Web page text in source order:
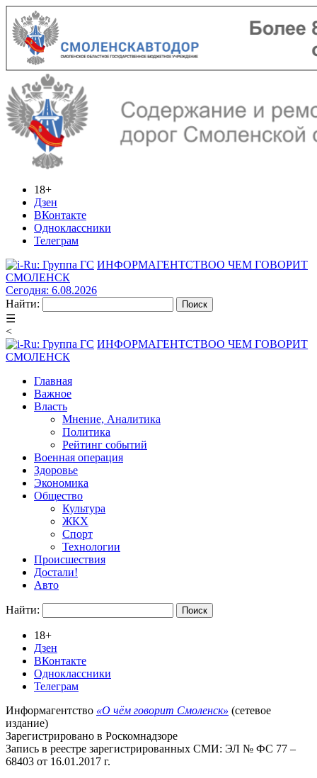
18+
Дзен
ВКонтакте
Одноклассники
Телеграм
ИНФОРМАГЕНТСТВОО ЧЕМ ГОВОРИТ
СМОЛЕНСК
Сегодня: 6.08.2026
Найти:
☰
<
ИНФОРМАГЕНТСТВОО ЧЕМ ГОВОРИТ
СМОЛЕНСК
Главная
Важное
Власть
Мнение, Аналитика
Политика
Рейтинг событий
Военная операция
Здоровье
Экономика
Общество
Культура
ЖКХ
Спорт
Технологии
Происшествия
Достали!
Авто
Найти:
18+
Дзен
ВКонтакте
Одноклассники
Телеграм
Информагентство «О чём говорит Смоленск» (сетевое
издание)
Зарегистрировано в Роскомнадзоре
Запись в реестре зарегистрированных СМИ: ЭЛ № ФС 77 –
68403 от 16.01.2017 г.